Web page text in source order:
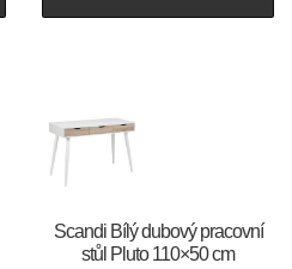
Scandi Bílý dubový pracovní
stůl Pluto 110×50 cm